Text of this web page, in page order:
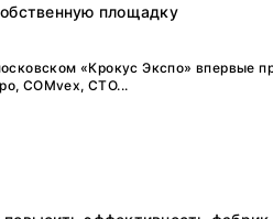
площадку
«Крокус Экспо» впервые
COMvex, CTO...